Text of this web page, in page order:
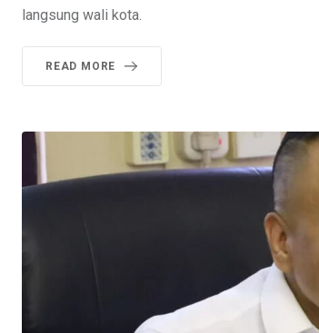
langsung wali kota.
READ MORE